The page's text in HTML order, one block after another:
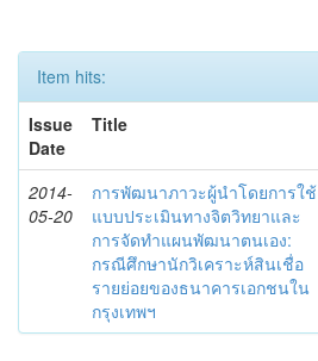
Item hits:
Issue
Date
Title
2014-
05-20
การพัฒนาภาวะผู้นำโดยการใช้
แบบประเมินทางจิตวิทยาและ
การจัดทำแผนพัฒนาตนเอง:
กรณีศึกษานักวิเคราะห์สินเชื่อ
รายย่อยของธนาคารเอกชนใน
กรุงเทพฯ